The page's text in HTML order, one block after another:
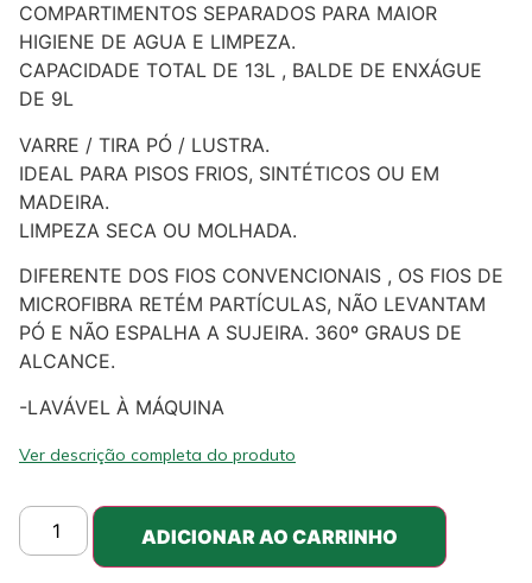
COMPARTIMENTOS SEPARADOS PARA MAIOR
HIGIENE DE AGUA E LIMPEZA.
CAPACIDADE TOTAL DE 13L , BALDE DE ENXÁGUE
DE 9L
VARRE / TIRA PÓ / LUSTRA.
IDEAL PARA PISOS FRIOS, SINTÉTICOS OU EM
MADEIRA.
LIMPEZA SECA OU MOLHADA.
DIFERENTE DOS FIOS CONVENCIONAIS , OS FIOS DE
MICROFIBRA RETÉM PARTÍCULAS, NÃO LEVANTAM
PÓ E NÃO ESPALHA A SUJEIRA. 360º GRAUS DE
ALCANCE.
-LAVÁVEL À MÁQUINA
Ver descrição completa do produto
ADICIONAR AO CARRINHO